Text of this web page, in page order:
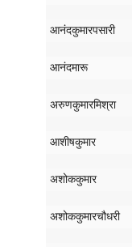
आनंदकुमारपसारी
आनंदमारू
अरुणकुमारमिश्रा
आशीषकुमार
अशोककुमार
अशोककुमारचौधरी